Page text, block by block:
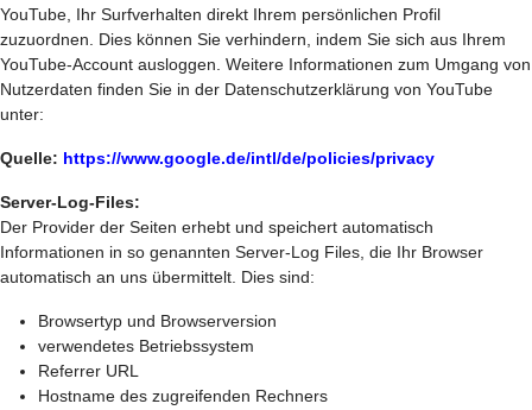
YouTube, Ihr Surfverhalten direkt Ihrem persönlichen Profil
zuzuordnen. Dies können Sie verhindern, indem Sie sich aus Ihrem
YouTube-Account ausloggen. Weitere Informationen zum Umgang von
Nutzerdaten finden Sie in der Datenschutzerklärung von YouTube
unter:
Quelle: https://www.google.de/intl/de/policies/privacy
Server-Log-Files:
Der Provider der Seiten erhebt und speichert automatisch
Informationen in so genannten Server-Log Files, die Ihr Browser
automatisch an uns übermittelt. Dies sind:
Browsertyp und Browserversion
verwendetes Betriebssystem
Referrer URL
Hostname des zugreifenden Rechners